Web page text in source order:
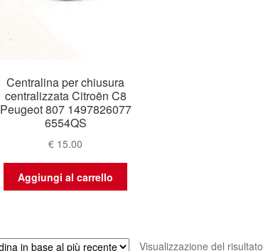
Centralina per chiusura
centralizzata Citroën C8
Peugeot 807 1497826077
6554QS
€ 15.00
Aggiungi al carrello
Visualizzazione del risultato